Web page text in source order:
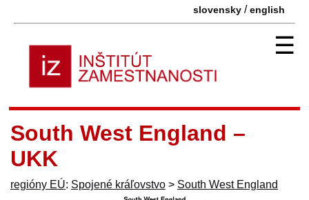
slovensky /english
☰
South West England –
UKK
regióny EÚ: Spojené kráľovstvo > South West England